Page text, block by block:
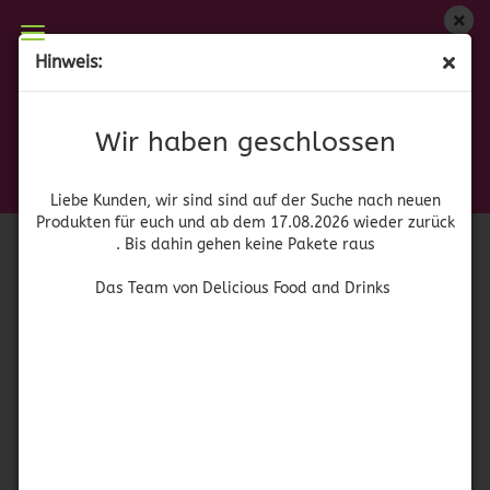
Hinweis:
Wir haben geschlossen
Liebe Kunden, wir sind sind auf der Suche nach neuen
Produkten für euch und ab dem 17.08.2026 wieder zurück
. Bis dahin gehen keine Pakete raus
Das Team von Delicious Food and Drinks
Wir haben geschlossen
zurück. Bis dahin gehen keine Pakete raus
Das Team von Delicious Food and Drinks
41555)
Conagra